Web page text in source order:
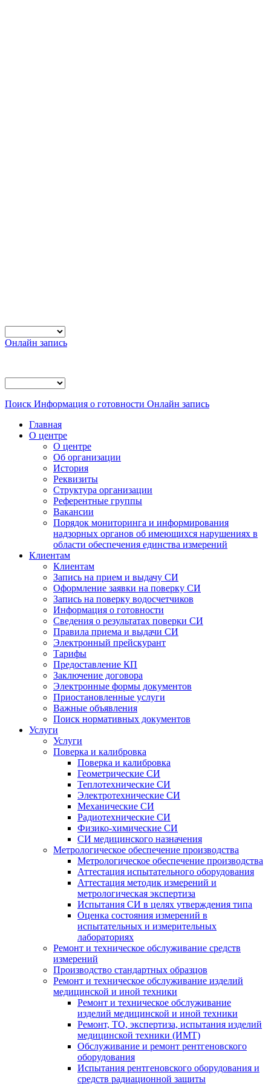
Онлайн запись
Поиск Информация о готовности Онлайн запись
Главная
О центре
О центре
Об организации
История
Реквизиты
Структура организации
Референтные группы
Вакансии
Порядок мониторинга и информирования
надзорных органов об имеющихся нарушениях в
области обеспечения единства измерений
Клиентам
Клиентам
Запись на прием и выдачу СИ
Оформление заявки на поверку СИ
Запись на поверку водосчетчиков
Информация о готовности
Сведения о результатах поверки СИ
Правила приема и выдачи СИ
Электронный прейскурант
Тарифы
Предоставление КП
Заключение договора
Электронные формы документов
Приостановленные услуги
Важные объявления
Поиск нормативных документов
Услуги
Услуги
Поверка и калибровка
Поверка и калибровка
Геометрические СИ
Теплотехнические СИ
Электротехнические СИ
Механические СИ
Радиотехнические СИ
Физико-химические СИ
СИ медицинского назначения
Метрологическое обеспечение производства
Метрологическое обеспечение производства
Аттестация испытательного оборудования
Аттестация методик измерений и
метрологическая экспертиза
Испытания СИ в целях утверждения типа
Оценка состояния измерений в
испытательных и измерительных
лабораториях
Ремонт и техническое обслуживание средств
измерений
Производство стандартных образцов
Ремонт и техническое обслуживание изделий
медицинской и иной техники
Ремонт и техническое обслуживание
изделий медицинской и иной техники
Ремонт, ТО, экспертиза, испытания изделий
медицинской техники (ИМТ)
Обслуживание и ремонт рентгеновского
оборудования
Испытания рентгеновского оборудования и
средств радиационной защиты